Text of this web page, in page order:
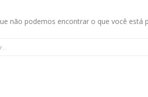
não podemos encontrar o que você está